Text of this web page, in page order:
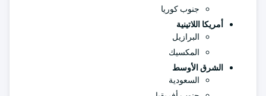
جنوب كوريا
أمريكا اللاتينية
البرازيل
المكسيك
الشرق الأوسط
السعودية